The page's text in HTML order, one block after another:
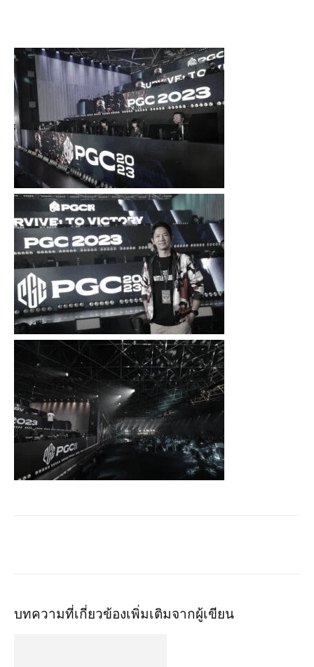
บทความที่เกี่ยวข้องเพิ่มเติมจากผู้เขียน